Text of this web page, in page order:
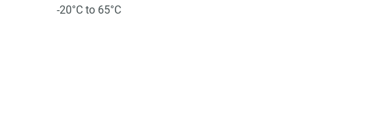
-20°C to 65°C